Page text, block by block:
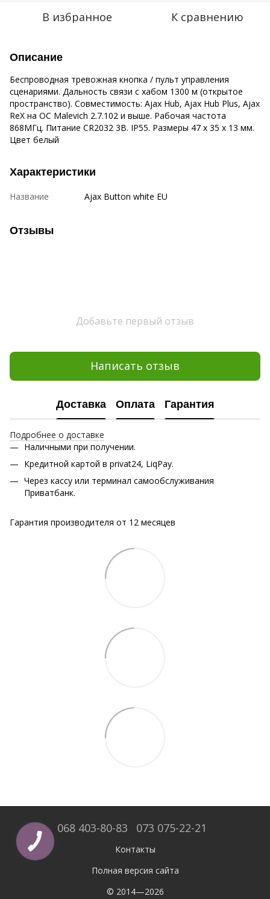
В избранное К сравнению
Описание
Беспроводная тревожная кнопка / пульт управления
сценариями. Дальность связи с хабом 1300 м (открытое
пространство). Совместимость: Ajax Hub, Ajax Hub Plus, Ajax
ReX на ОС Malevich 2.7.102 и выше. Рабочая частота
868МГц. Питание CR2032 3В. IP55. Размеры 47 x 35 x 13 мм.
Цвет белый
Характеристики
Название Ajax Button white EU
Отзывы
Добавьте первый отзыв
Написать отзыв
Доставка Оплата Гарантия
Подробнее о доставке
Наличными при получении.
Кредитной картой в privat24, LiqPay.
Через кассу или терминал самообслуживания
Приватбанк.
Гарантия производителя от 12 месяцев
068 403-80-83 073 075-22-21
Контакты
Полная версия сайта
© 2014—2026